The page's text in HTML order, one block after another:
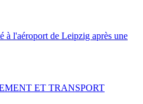
à l'aéroport de Leipzig après une
ET TRANSPORT